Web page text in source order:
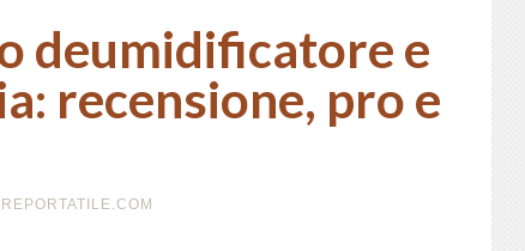
deumidificatore e
recensione, pro e